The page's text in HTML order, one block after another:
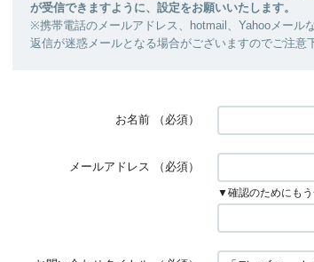
が受信できますように、設定をお願いいたします。
※携帯電話のメールアドレス、hotmail、Yahooメール
返信が迷惑メールとなる場合がございますのでご注意
お名前 （必須）
メールアドレス （必須）
▼確認のためにもう